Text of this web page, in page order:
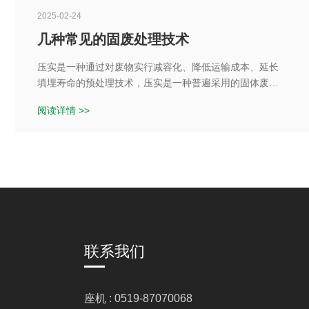
2025-02-24
几种常见的固废处理技术
压实是一种通过对废物实行减容化、降低运输成本、延长
填埋寿命的预处理技术，压实是一种普遍采用的固体废弃
用压实处理，适于压实减少体积处理的固体废弃物
阅读详情 >>
联系我们
座机 : 0519-87070068